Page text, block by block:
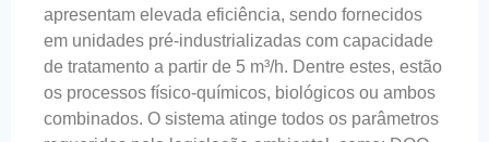
apresentam elevada eficiência, sendo fornecidos
em unidades pré-industrializadas com capacidade
de tratamento a partir de 5 m³/h. Dentre estes, estão
os processos físico-químicos, biológicos ou ambos
combinados. O sistema atinge todos os parâmetros